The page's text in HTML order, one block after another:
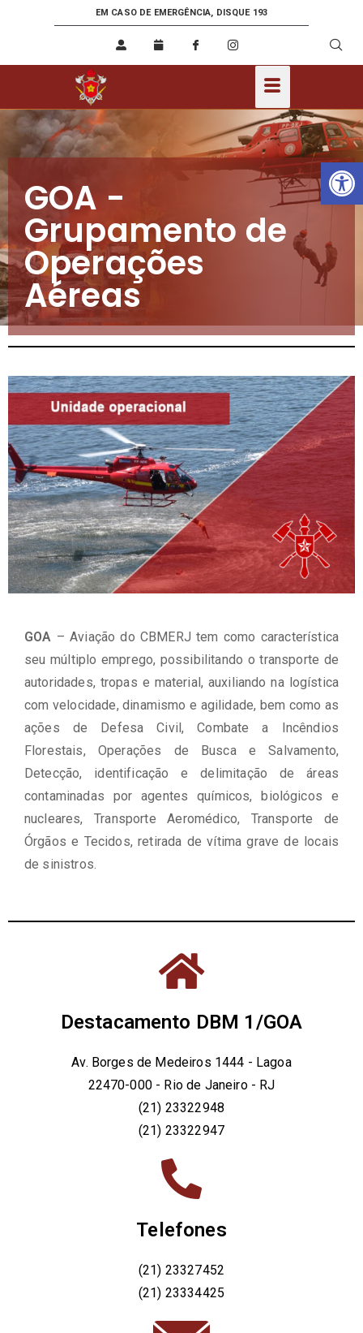
EM CASO DE EMERGÊNCIA, DISQUE 193
GOA -
Grupamento de
Operações
Aéreas
GOA – Aviação do CBMERJ tem como característica
seu múltiplo emprego, possibilitando o transporte de
autoridades, tropas e material, auxiliando na logística
com velocidade, dinamismo e agilidade, bem como as
ações de Defesa Civil, Combate a Incêndios
Florestais, Operações de Busca e Salvamento,
Detecção, identificação e delimitação de áreas
contaminadas por agentes químicos, biológicos e
nucleares, Transporte Aeromédico, Transporte de
Órgãos e Tecidos, retirada de vítima grave de locais
de sinistros.
Destacamento DBM 1/GOA
Av. Borges de Medeiros 1444 - Lagoa
22470-000 - Rio de Janeiro - RJ
(21) 23322948
(21) 23322947
Telefones
(21) 23327452
(21) 23334425